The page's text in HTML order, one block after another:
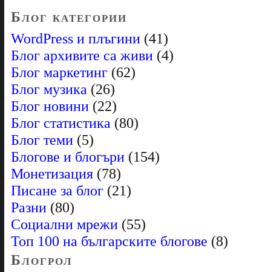
Блог категории
WordPress и плъгини (41)
Блог архивите са живи (4)
Блог маркетинг (62)
Блог музика (26)
Блог новини (22)
Блог статистика (80)
Блог теми (5)
Блогове и блогъри (154)
Монетизация (78)
Писане за блог (21)
Разни (80)
Социални мрежи (55)
Топ 100 на българските блогове (8)
Блогрол